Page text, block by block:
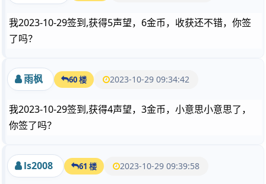
我2023-10-29签到,获得5声望，6金币，收获还不错，你签
了吗？
雨枫 60 楼 2023-10-29 09:34:42
我2023-10-29签到,获得4声望，3金币，小意思小意思了，
你签了吗？
ls2008 61 楼 2023-10-29 09:39:58